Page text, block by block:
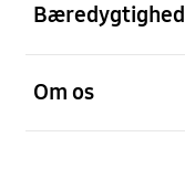
Bæredygtighed
Om os